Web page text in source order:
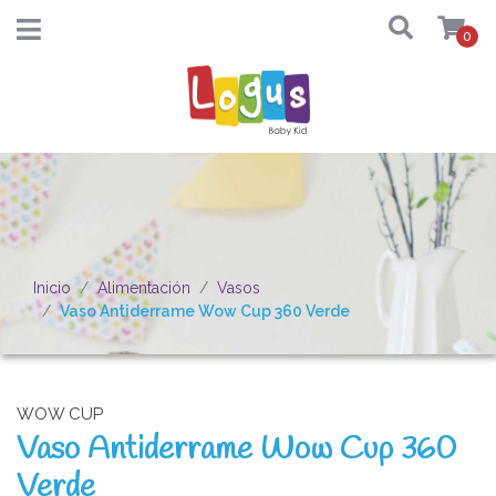
0
Inicio Alimentación
Vasos
Vaso Antiderrame Wow Cup 360 Verde
WOW CUP
Vaso Antiderrame Wow Cup 360